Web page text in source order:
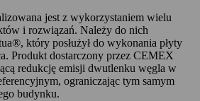
jest z wykorzystaniem wielu
i rozwiązań. Należy do nich
który posłużył do wykonania płyty
Produkt dostarczony przez CEMEX
redukcję emisji dwutlenku węgla w
ograniczając tym samym
budynku.